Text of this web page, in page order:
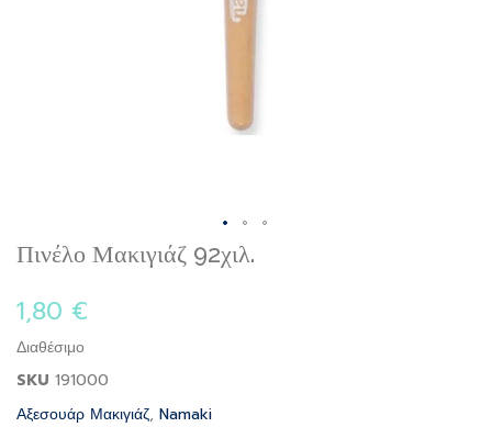
Πινέλο Μακιγιάζ 92χιλ.
1,80 €
Διαθέσιμο
SKU 191000
Αξεσουάρ Μακιγιάζ, Namaki
Skip
beginning
of
the
images
gallery